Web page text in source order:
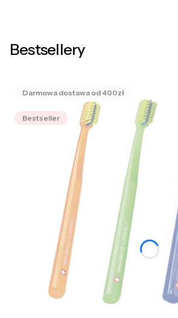
Bestsellery
Bestseller